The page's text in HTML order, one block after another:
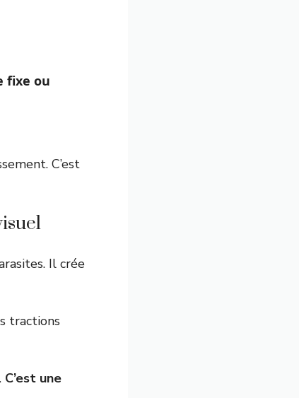
fixe ou
C’est
Il crée
tractions
C’est une